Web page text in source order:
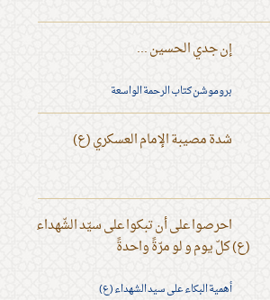
إن جدي الحسين ...
بروموشن كتاب الرحمة الواسعة
شدة مصيبة الإمام العسكري (ع)
احرصوا على أن تبكوا على سيّد الشّهداء
(ع) كلّ يوم و لو مرّةً واحدةً
أهمية البكاء على سيد الشهداء (ع)